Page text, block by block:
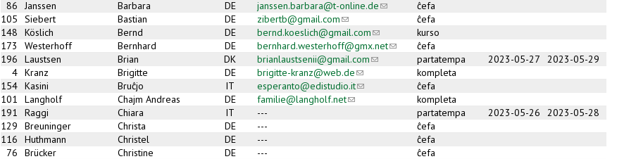
86
Janssen Barbara DE janssen.barbara@t-online.de(link sends e-mail)
ĉefa
105
Siebert Bastian DE zibertb@gmail.com(link sends e-mail) ĉefa
148
Köslich Bernd DE bernd.koeslich@gmail.com(link sends e-mail)
kurso
173
Westerhoff Bernhard DE bernhard.westerhoff@gmx.net(link sends e-mail)
ĉefa
196
Laustsen Brian DK brianlaustsenii@gmail.com(link sends e-mail)
partatempa 2023-05-27
2023-05-29
4 Kranz Brigitte DE brigitte-kranz@web.de(link sends e-mail)kompleta
154 Kasini Bruĉjo IT esperanto@edistudio.it(link sends e-mail)
ĉefa
101
Langholf Chajm Andreas DE familie@langholf.net(link sends e-mail)kompleta
191
Raggi Chiara IT --- partatempa 2023-05-26
2023-05-28
129
Breuninger Christa DE ---
ĉefa
116
Huthmann Christel DE ---
ĉefa
76
Brücker Christine DE ---
ĉefa